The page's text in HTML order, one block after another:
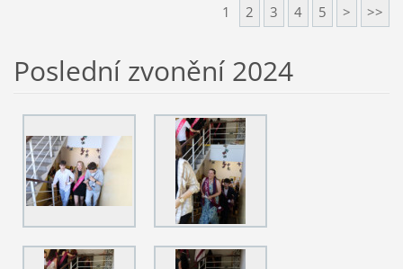
1 2 3 4 5 > >>
Poslední zvonění 2024